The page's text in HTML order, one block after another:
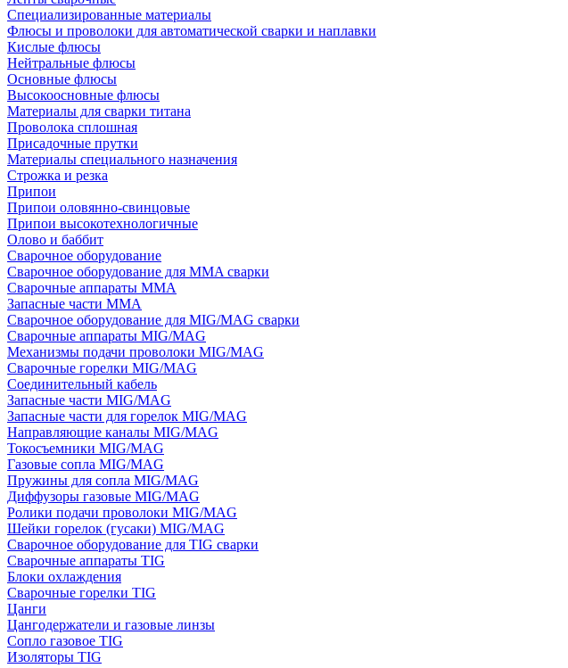
Специализированные материалы
Флюсы и проволоки для автоматической сварки и наплавки
Кислые флюсы
Нейтральные флюсы
Основные флюсы
Высокоосновные флюсы
Материалы для сварки титана
Проволока сплошная
Присадочные прутки
Материалы специального назначения
Строжка и резка
Припои
Припои оловянно-свинцовые
Припои высокотехнологичные
Олово и баббит
Сварочное оборудование
Сварочное оборудование для MMA сварки
Сварочные аппараты MMA
Запасные части MMA
Сварочное оборудование для MIG/MAG сварки
Сварочные аппараты MIG/MAG
Механизмы подачи проволоки MIG/MAG
Сварочные горелки MIG/MAG
Соединительный кабель
Запасные части MIG/MAG
Запасные части для горелок MIG/MAG
Направляющие каналы MIG/MAG
Токосъемники MIG/MAG
Газовые сопла MIG/MAG
Пружины для сопла MIG/MAG
Диффузоры газовые MIG/MAG
Ролики подачи проволоки MIG/MAG
Шейки горелок (гусаки) MIG/MAG
Сварочное оборудование для TIG сварки
Сварочные аппараты TIG
Блоки охлаждения
Сварочные горелки TIG
Цанги
Цангодержатели и газовые линзы
Сопло газовое TIG
Изоляторы TIG